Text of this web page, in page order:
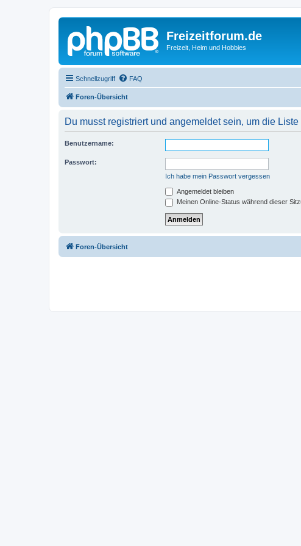
Freizeitforum.de
Freizeit, Heim und Hobbies
Schnellzugriff FAQ
Foren-Übersicht
Du musst registriert und angemeldet sein, um die
Benutzername:
Passwort:
Ich habe mein Passwort vergessen
Angemeldet bleiben
Meinen Online-Status während dieser
Foren-Übersicht